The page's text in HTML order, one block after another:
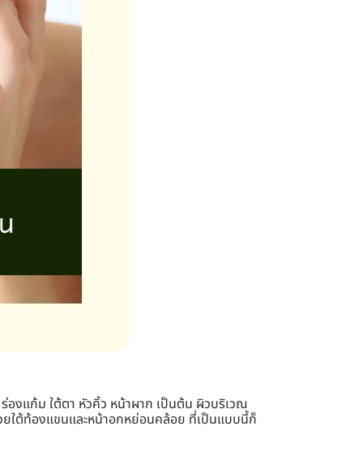
องแก้ม ใต้ตา หัวคิ้ว หน้าผาก เป็นต้น ผิวบริเวณ
ยใต้ท้องแขนและหน้าอกหย่อนคล้อย ที่เป็นแบบนี้ก็